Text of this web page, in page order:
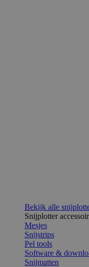
Bekijk alle
Snijplotter
Mesjes
Snijstrips
Pel tools
Software &
Snijmatten